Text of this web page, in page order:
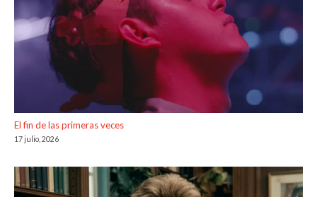
El fin de las primeras veces
17 julio, 2026